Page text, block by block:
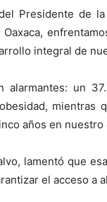
Presidente de
integral de
alarmantes: un
mientras
años en nuestro
lamentó que
el acceso a